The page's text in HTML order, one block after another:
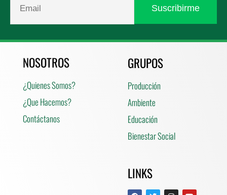
NOSOTROS
¿Quienes Somos?
¿Que Hacemos?
Contáctanos
GRUPOS
Producción
Ambiente
Educación
Bienestar Social
LINKS